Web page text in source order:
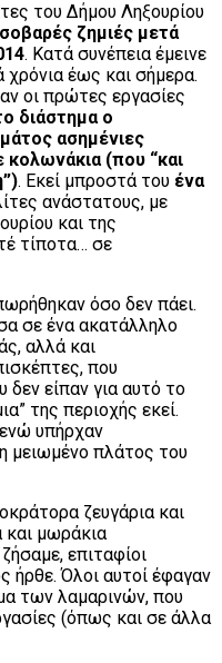
του Δήμου Ληξουρίου
ζημιές μετά
. Κατά συνέπεια έμεινε
έως και σήμερα.
οι πρώτες εργασίες
διάστημα ο
ασημένιες
κολωνάκια (που “και
. Εκεί μπροστά του ένα
ανάστατους, με
και της
τίποτα… σε
όσο δεν πάει.
σε ένα ακατάλληλο
αλλά και
που
είπαν για αυτό το
της περιοχής εκεί.
υπήρχαν
μειωμένο πλάτος του
ζευγάρια και
και μωράκια
επιταφίοι
ήρθε. Όλοι αυτοί έφαγαν
των λαμαρινών, που
(όπως και σε άλλα